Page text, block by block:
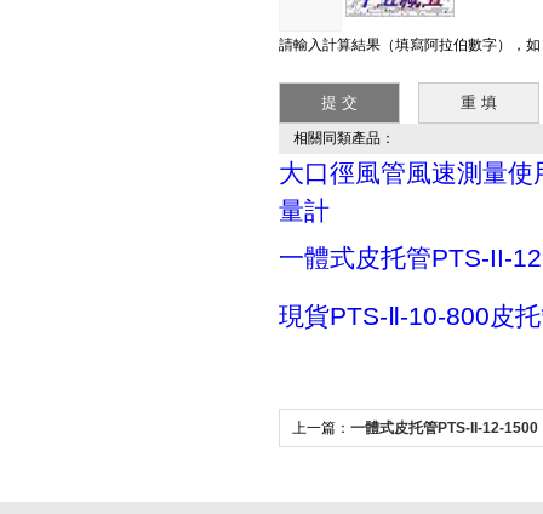
請輸入計算結果（填寫阿拉伯數字），
相關同類產品：
大口徑風管風速測量使
量計
一體式皮托管PTS-II-
現貨PTS-Ⅱ-10-800皮
上一篇： 一體式皮托管PTS-II-12-1500